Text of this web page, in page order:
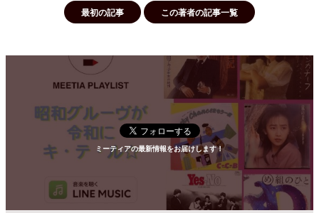
最初の記事 この著者の記事一覧
ミーティアの最新情報をお届けします！